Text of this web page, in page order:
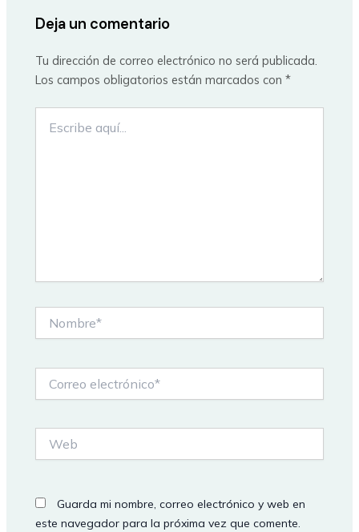
Deja un comentario
Tu dirección de correo electrónico no será publicada.
Los campos obligatorios están marcados con*
aquí...
electrónico*
Guarda mi nombre, correo electrónico y web en
este navegador para la próxima vez que comente.